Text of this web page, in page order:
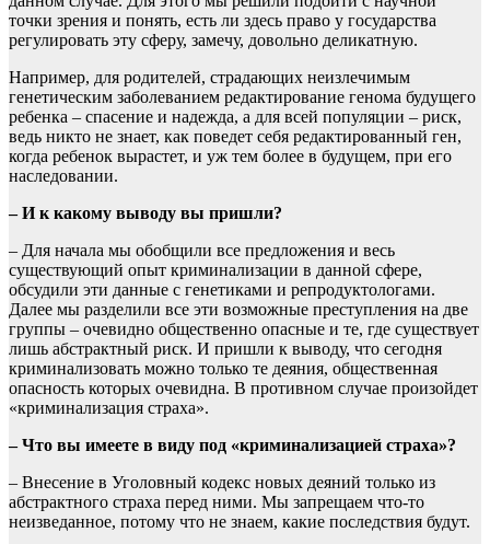
точки зрения и понять, есть ли здесь право у государства
регулировать эту сферу, замечу, довольно деликатную.
Например, для родителей, страдающих неизлечимым
генетическим заболеванием редактирование генома будущего
ребенка – спасение и надежда, а для всей популяции – риск,
ведь никто не знает, как поведет себя редактированный ген,
когда ребенок вырастет, и уж тем более в будущем, при его
наследовании.
– И к какому выводу вы пришли?
– Для начала мы обобщили все предложения и весь
существующий опыт криминализации в данной сфере,
обсудили эти данные с генетиками и репродуктологами.
Далее мы разделили все эти возможные преступления на две
группы – очевидно общественно опасные и те, где существует
лишь абстрактный риск. И пришли к выводу, что сегодня
криминализовать можно только те деяния, общественная
опасность которых очевидна. В противном случае произойдет
«криминализация страха».
– Что вы имеете в виду под «криминализацией страха»?
– Внесение в Уголовный кодекс новых деяний только из
абстрактного страха перед ними. Мы запрещаем что-то
неизведанное, потому что не знаем, какие последствия будут.